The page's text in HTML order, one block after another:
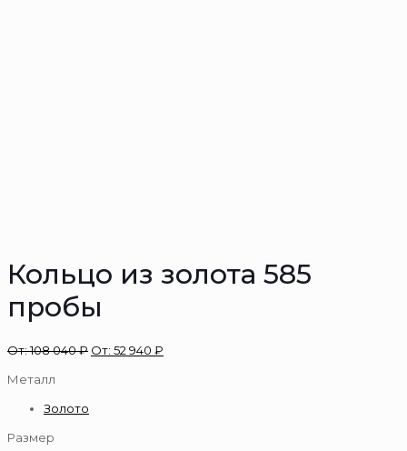
Кольцо из золота 585
пробы
От:108 040₽ От: 52 940 ₽
Металл
Золото
Размер